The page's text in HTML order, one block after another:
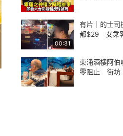
00:31
有片｜的士司
都$29 女乘
東涌酒樓阿伯
零阻止 街坊